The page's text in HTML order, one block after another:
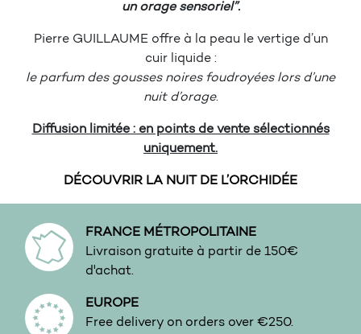
un orage sensoriel”.
Pierre GUILLAUME offre à la peau le vertige d’un
cuir liquide :
le parfum des gousses noires foudroyées lors d’une
nuit d’orage.
Diffusion limitée : en points de vente sélectionnés
uniquement.
DÉCOUVRIR LA NUIT DE L’ORCHIDÉE
FRANCE MÉTROPOLITAINE
Livraison gratuite à partir de 150€
d'achat.
EUROPE
Free delivery on orders over €250.